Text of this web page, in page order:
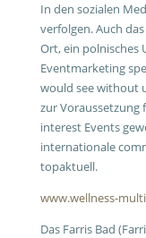
In den sozialen
verfolgen. Auch
Ort, ein polnisches
Eventmarketing
would see without
zur Voraussetzung
interest Events
internationale
topaktuell.
www.wellness-
Das Farris Bad